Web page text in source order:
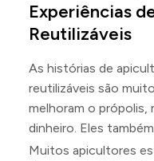
Experiências
Reutilizáveis
As histórias de
reutilizáveis são
melhoram o própolis,
dinheiro. Eles
Muitos apicultores